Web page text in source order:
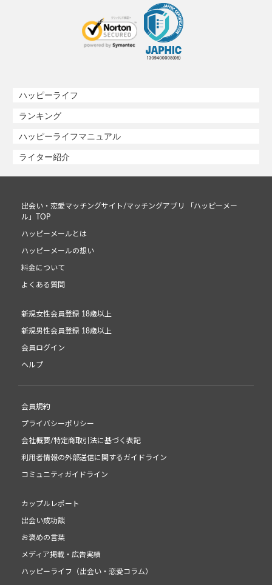
ハッピーライフ
ランキング
ハッピーライフマニュアル
ライター紹介
出会い・恋愛マッチングサイト/マッチングアプリ 「ハッピーメー
ル」TOP
ハッピーメールとは
ハッピーメールの想い
料金について
よくある質問
新規女性会員登録 18歳以上
新規男性会員登録 18歳以上
会員ログイン
ヘルプ
会員規約
プライバシーポリシー
会社概要/特定商取引法に基づく表記
利用者情報の外部送信に関するガイドライン
コミュニティガイドライン
カップルレポート
出会い成功談
お褒めの言葉
メディア掲載・広告実績
ハッピーライフ（出会い・恋愛コラム）